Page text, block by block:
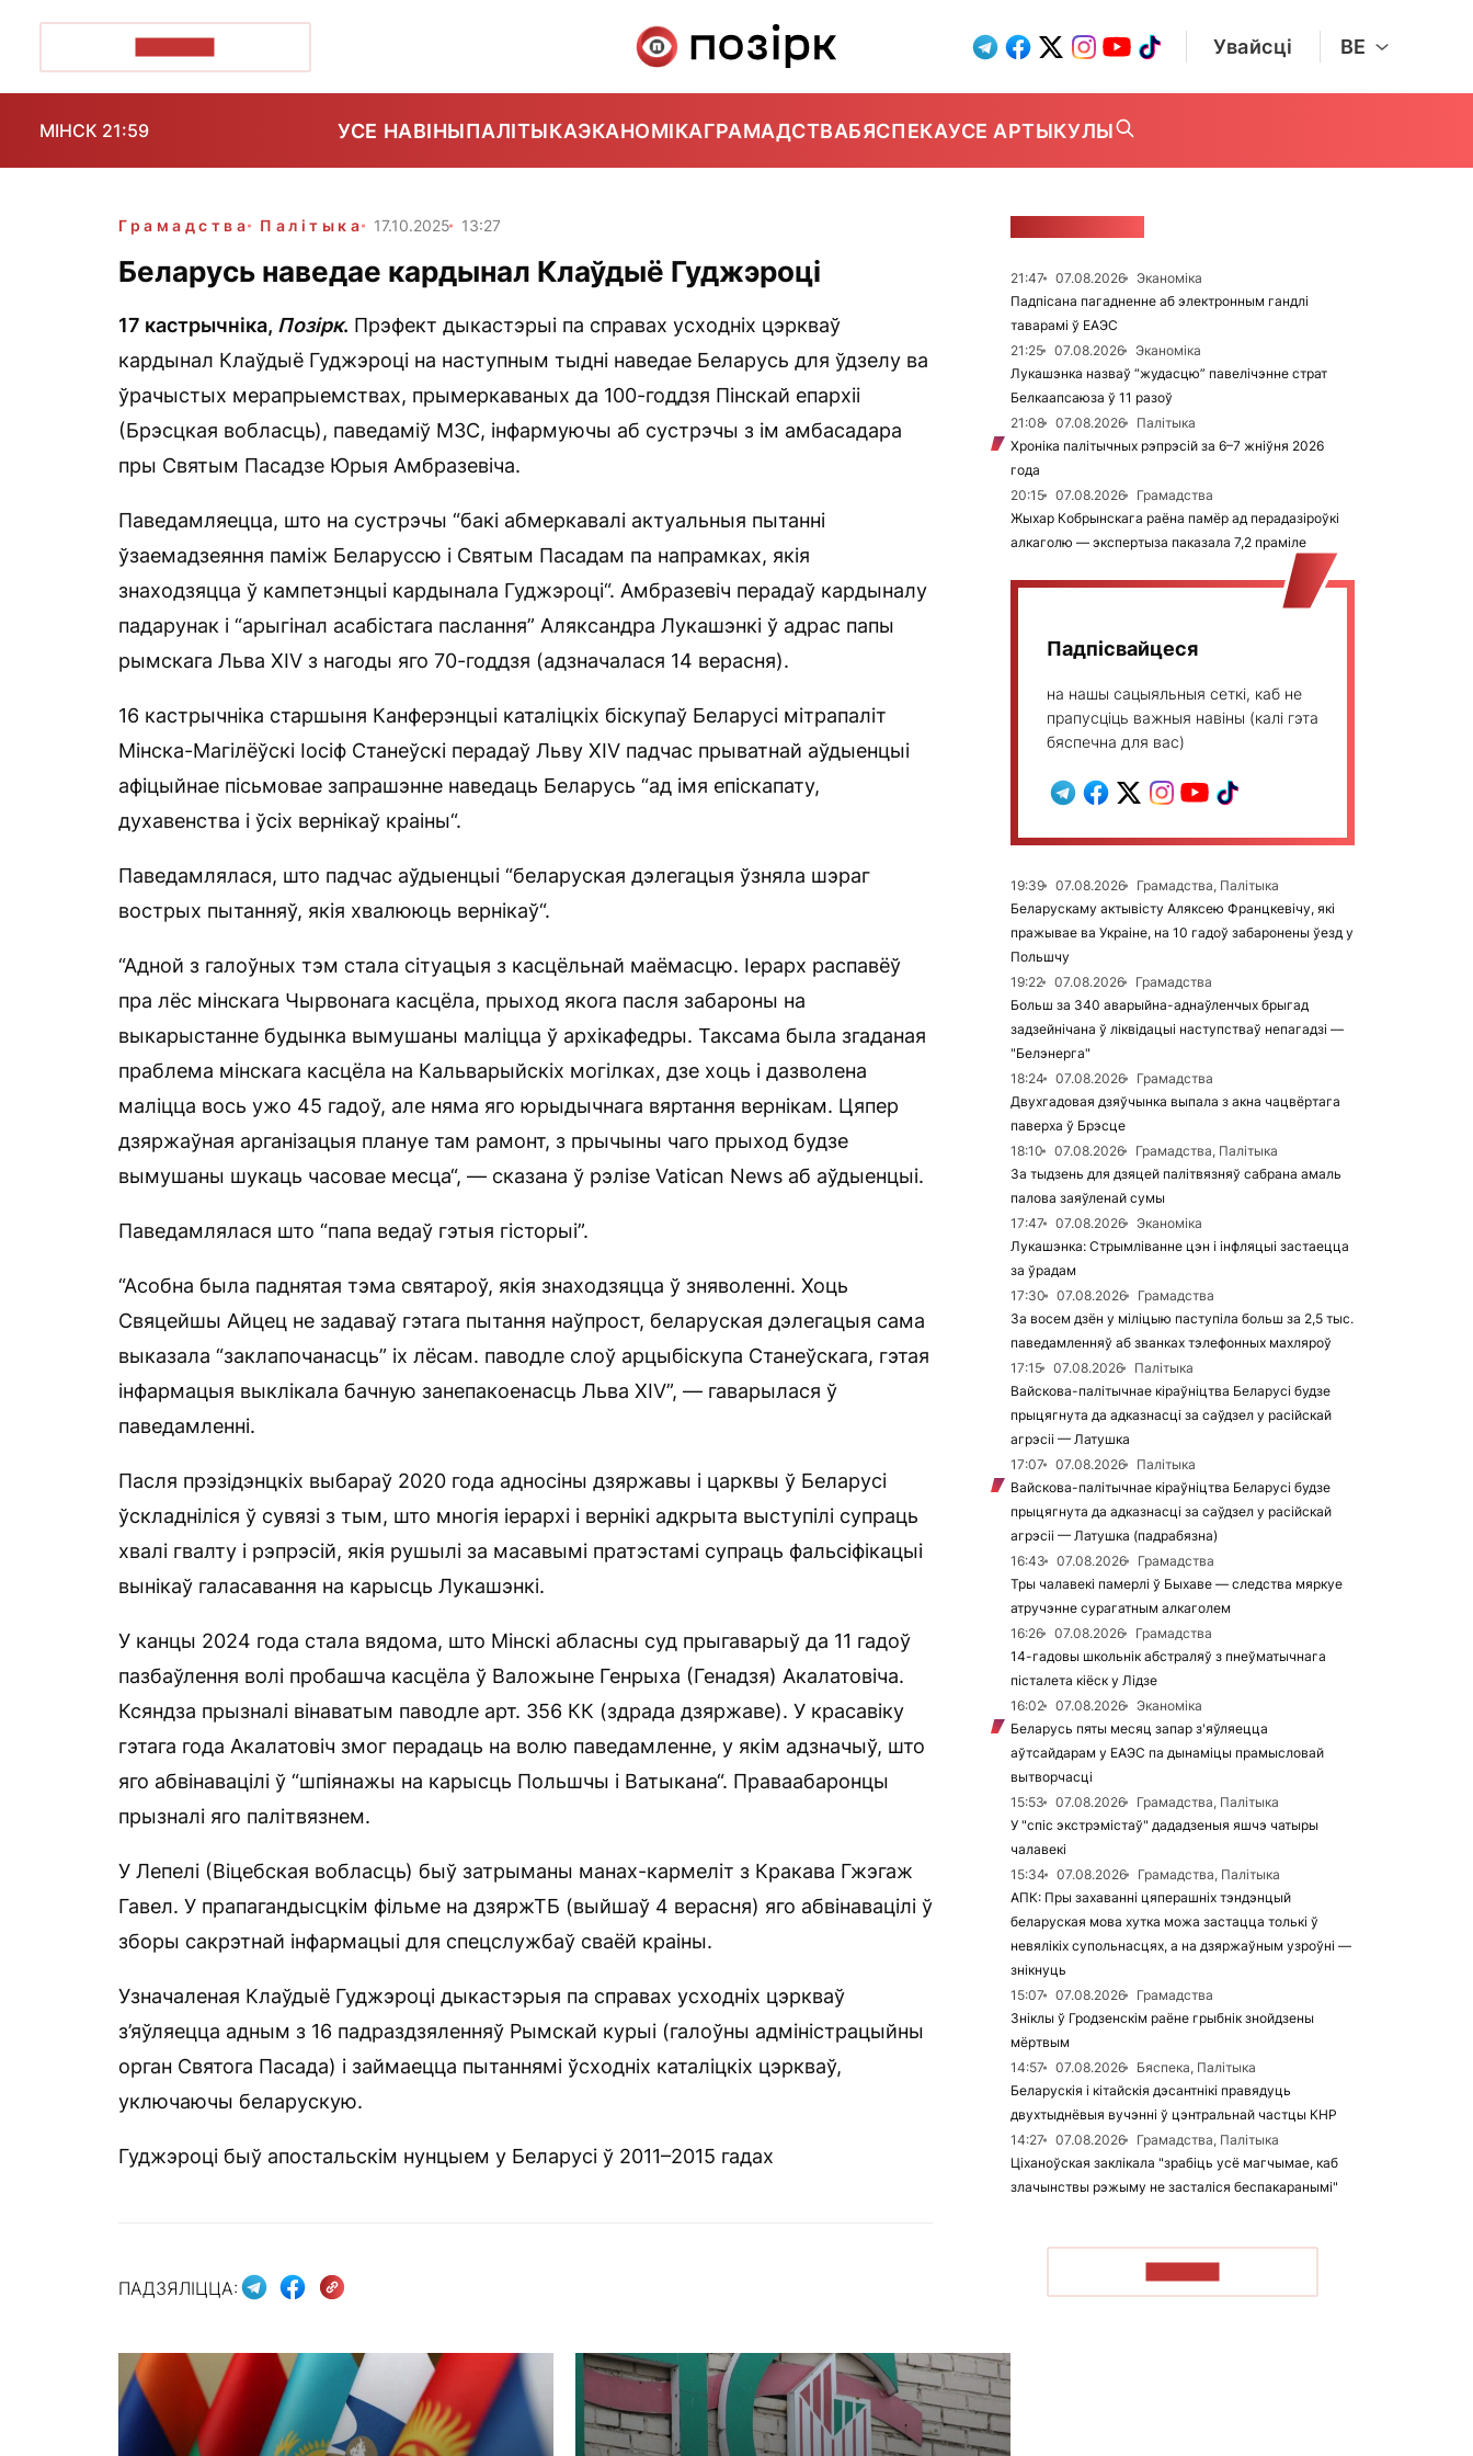
Увайсці BE
МІНСК 21:59 УСЕ НАВІНЫПАЛІТЫКАЭКАНОМІКАГРАМАДСТВАБЯСПЕКАУСЕ АРТЫКУЛЫ
Грамадства Палітыка 17.10.2025 13:27
Беларусь наведае кардынал Клаўдыё Гуджэроці
17 кастрычніка, Позірк. Прэфект дыкастэрыі па справах усходніх цэркваў
кардынал Клаўдыё Гуджэроці на наступным тыдні наведае Беларусь для ўдзелу ва
ўрачыстых мерапрыемствах, прымеркаваных да 100-годдзя Пінскай епархіі
(Брэсцкая вобласць), паведаміў МЗС, інфармуючы аб сустрэчы з ім амбасадара
пры Святым Пасадзе Юрыя Амбразевіча.
Паведамляецца, што на сустрэчы “бакі абмеркавалі актуальныя пытанні
ўзаемадзеяння паміж Беларуссю і Святым Пасадам па напрамках, якія
знаходзяцца ў кампетэнцыі кардынала Гуджэроці“. Амбразевіч перадаў кардыналу
падарунак і “арыгінал асабістага паслання” Аляксандра Лукашэнкі ў адрас папы
рымскага Льва XIV з нагоды яго 70-годдзя (адзначалася 14 верасня).
16 кастрычніка старшыня Канферэнцыі каталіцкіх біскупаў Беларусі мітрапаліт
Мінска-Магілёўскі Іосіф Станеўскі перадаў Льву XIV падчас прыватнай аўдыенцыі
афіцыйнае пісьмовае запрашэнне наведаць Беларусь “ад імя епіскапату,
духавенства і ўсіх вернікаў краіны“.
Паведамлялася, што падчас аўдыенцыі “беларуская дэлегацыя ўзняла шэраг
вострых пытанняў, якія хвалююць вернікаў“.
“Адной з галоўных тэм стала сітуацыя з касцёльнай маёмасцю. Іерарх распавёў
пра лёс мінскага Чырвонага касцёла, прыход якога пасля забароны на
выкарыстанне будынка вымушаны маліцца ў архікафедры. Таксама была згаданая
праблема мінскага касцёла на Кальварыйскіх могілках, дзе хоць і дазволена
маліцца вось ужо 45 гадоў, але няма яго юрыдычнага вяртання вернікам. Цяпер
дзяржаўная арганізацыя плануе там рамонт, з прычыны чаго прыход будзе
вымушаны шукаць часовае месца“, — сказана ў рэлізе Vatican News аб аўдыенцыі.
Паведамлялася што “папа ведаў гэтыя гісторыі”.
“Асобна была паднятая тэма святароў, якія знаходзяцца ў зняволенні. Хоць
Свяцейшы Айцец не задаваў гэтага пытання наўпрост, беларуская дэлегацыя сама
выказала “заклапочанасць” іх лёсам. паводле слоў арцыбіскупа Станеўскага, гэтая
інфармацыя выклікала бачную занепакоенасць Льва XIV”, — гаварылася ў
паведамленні.
Пасля прэзідэнцкіх выбараў 2020 года адносіны дзяржавы і царквы ў Беларусі
ўскладніліся ў сувязі з тым, што многія іерархі і вернікі адкрыта выступілі супраць
хвалі гвалту і рэпрэсій, якія рушылі за масавымі пратэстамі супраць фальсіфікацыі
вынікаў галасавання на карысць Лукашэнкі.
У канцы 2024 года стала вядома, што Мінскі абласны суд прыгаварыў да 11 гадоў
пазбаўлення волі пробашча касцёла ў Валожыне Генрыха (Генадзя) Акалатовіча.
Ксяндза прызналі вінаватым паводле арт. 356 КК (здрада дзяржаве). У красавіку
гэтага года Акалатовіч змог перадаць на волю паведамленне, у якім адзначыў, што
яго абвінавацілі ў “шпіянажы на карысць Польшчы і Ватыкана“. Праваабаронцы
прызналі яго палітвязнем.
У Лепелі (Віцебская вобласць) быў затрыманы манах-кармеліт з Кракава Гжэгаж
Гавел. У прапагандысцкім фільме на дзяржТБ (выйшаў 4 верасня) яго абвінавацілі ў
зборы сакрэтнай інфармацыі для спецслужбаў сваёй краіны.
Узначаленая Клаўдыё Гуджэроці дыкастэрыя па справах усходніх цэркваў
з’яўляецца адным з 16 падраздзяленняў Рымскай курыі (галоўны адміністрацыйны
орган Святога Пасада) і займаецца пытаннямі ўсходніх каталіцкіх цэркваў,
уключаючы беларускую.
Гуджэроці быў апостальскім нунцыем у Беларусі ў 2011–2015 гадах
ПАДЗЯЛІЦЦА:
21:47 07.08.2026
Эканоміка
Падпісана пагадненне аб электронным гандлі
таварамі ў ЕАЭС
21:25
07.08.2026
Эканоміка
Лукашэнка назваў “жудасцю” павелічэнне страт
Белкаапсаюза ў 11 разоў
21:08
07.08.2026
Палітыка
Хроніка палітычных рэпрэсій за 6–7 жніўня 2026
года
20:15
07.08.2026
Грамадства
Жыхар Кобрынскага раёна памёр ад перадазіроўкі
алкаголю — экспертыза паказала 7,2 праміле
Падпісвайцеся
на нашы сацыяльныя сеткі, каб не
прапусціць важныя навіны (калі гэта
бяспечна для вас)
19:39 07.08.2026
Грамадства, Палітыка
Беларускаму актывісту Аляксею Францкевічу, які
пражывае ва Украіне, на 10 гадоў забаронены ўезд у
Польшчу
19:22
07.08.2026
Грамадства
Больш за 340 аварыйна-аднаўленчых брыгад
задзейнічана ў ліквідацыі наступстваў непагадзі —
"Белэнерга"
18:24
07.08.2026
Грамадства
Двухгадовая дзяўчынка выпала з акна чацвёртага
паверха ў Брэсце
18:10
07.08.2026
Грамадства, Палітыка
За тыдзень для дзяцей палітвязняў сабрана амаль
палова заяўленай сумы
17:47
07.08.2026
Эканоміка
Лукашэнка: Стрымліванне цэн і інфляцыі застаецца
за ўрадам
17:30
07.08.2026
Грамадства
За восем дзён у міліцыю паступіла больш за 2,5 тыс.
паведамленняў аб званках тэлефонных махляроў
17:15
07.08.2026
Палітыка
Вайскова-палітычнае кіраўніцтва Беларусі будзе
прыцягнута да адказнасці за саўдзел у расійскай
агрэсіі — Латушка
17:07
07.08.2026
Палітыка
Вайскова-палітычнае кіраўніцтва Беларусі будзе
прыцягнута да адказнасці за саўдзел у расійскай
агрэсіі — Латушка (падрабязна)
16:43
07.08.2026
Грамадства
Тры чалавекі памерлі ў Быхаве — следства мяркуе
атручэнне сурагатным алкаголем
16:26
07.08.2026
Грамадства
14-гадовы школьнік абстраляў з пнеўматычнага
пісталета кіёск у Лідзе
16:02
07.08.2026
Эканоміка
Беларусь пяты месяц запар з'яўляецца
аўтсайдарам у ЕАЭС па дынаміцы прамысловай
вытворчасці
15:53
07.08.2026
Грамадства, Палітыка
У "спіс экстрэмістаў" дададзеныя яшчэ чатыры
чалавекі
15:34
07.08.2026
Грамадства, Палітыка
АПК: Пры захаванні цяперашніх тэндэнцый
беларуская мова хутка можа застацца толькі ў
невялікіх супольнасцях, а на дзяржаўным узроўні —
знікнуць
15:07
07.08.2026
Грамадства
Зніклы ў Гродзенскім раёне грыбнік знойдзены
мёртвым
14:57
07.08.2026
Бяспека, Палітыка
Беларускія і кітайскія дэсантнікі правядуць
двухтыднёвыя вучэнні ў цэнтральнай частцы КНР
14:27
07.08.2026
Грамадства, Палітыка
Ціханоўская заклікала "зрабіць усё магчымае, каб
злачынствы рэжыму не засталіся беспакаранымі"